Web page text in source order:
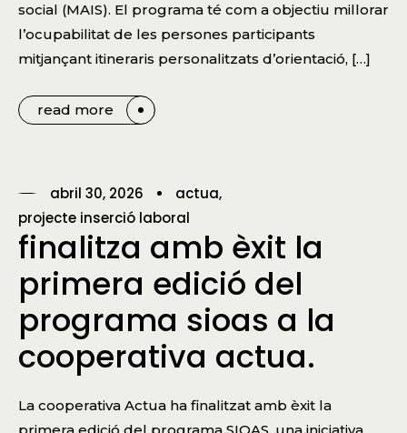
social (MAIS). El programa té com a objectiu millorar
l’ocupabilitat de les persones participants
mitjançant itineraris personalitzats d’orientació, […]
read more
abril 30, 2026
actua
projecte inserció laboral
finalitza amb èxit la
primera edició del
programa sioas a la
cooperativa actua.
La cooperativa Actua ha finalitzat amb èxit la